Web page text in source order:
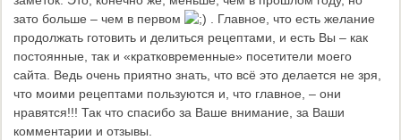
зато больше – чем в первом
. Главное, что есть желание
продолжать готовить и делиться рецептами, и есть Вы – как
постоянные, так и «кратковременные» посетители моего
сайта. Ведь очень приятно знать, что всё это делается не зря,
что моими рецептами пользуются и, что главное, – они
нравятся!!! Так что спасибо за Ваше внимание, за Ваши
комментарии и отзывы.